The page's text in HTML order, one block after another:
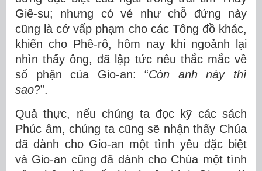
Giê-su; nhưng có vẻ như chỗ đứng này
cũng là cớ vấp phạm cho các Tông đồ khác,
khiến cho Phê-rô, hôm nay khi ngoảnh lại
nhìn thấy ông, đã lập tức nêu thắc mắc về
số phận của Gio-an: “Còn anh này thì
sao?”.
Quả thực, nếu chúng ta đọc kỹ các sách
Phúc âm, chúng ta cũng sẽ nhận thấy Chúa
đã dành cho Gio-an một tình yêu đặc biệt
và Gio-an cũng đã dành cho Chúa một tình